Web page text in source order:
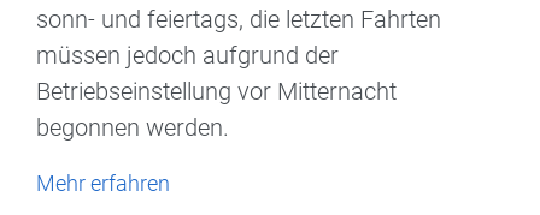
sonn- und feiertags, die letzten Fahrten
müssen jedoch aufgrund der
Betriebseinstellung vor Mitternacht
begonnen werden.
Mehr erfahren